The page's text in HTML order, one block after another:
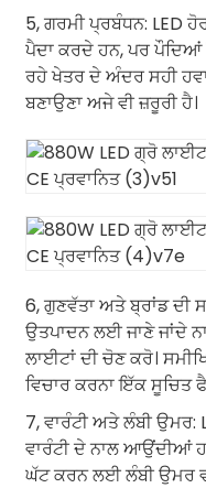
5, ਗਰਮੀ ਪ੍ਰਬੰਧਨ: LED
ਪੈਦਾ ਕਰਦੇ ਹਨ, ਪਰ
ਰਹੇ ਖੇਤਰ ਦੇ ਅੰਦਰ ਸਹੀ
ਬਣਾਉਣਾ ਅਜੇ ਵੀ ਜ਼ਰੂਰੀ ਹੈ।
6, ਗੁਣਵੱਤਾ ਅਤੇ ਬ੍ਰਾਂਡ ਦੀ
ਉਤਪਾਦਨ ਲਈ ਜਾਣੇ ਜਾਂਦੇ
ਲਾਈਟਾਂ ਦੀ ਚੋਣ ਕਰੋ।
ਵਿਚਾਰ ਕਰਨਾ ਇੱਕ ਸੂਚਿਤ
7, ਵਾਰੰਟੀ ਅਤੇ ਲੰਬੀ ਉਮਰ:
ਵਾਰੰਟੀ ਦੇ ਨਾਲ ਆਉਂਦੀਆਂ
ਘੱਟ ਕਰਨ ਲਈ ਲੰਬੀ ਉਮਰ